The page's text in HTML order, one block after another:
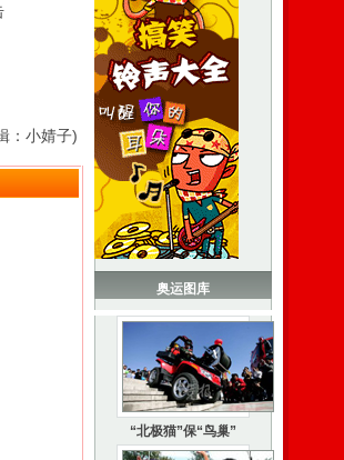
：小婧子)
奥运图库
“北极猫”保“鸟巢”